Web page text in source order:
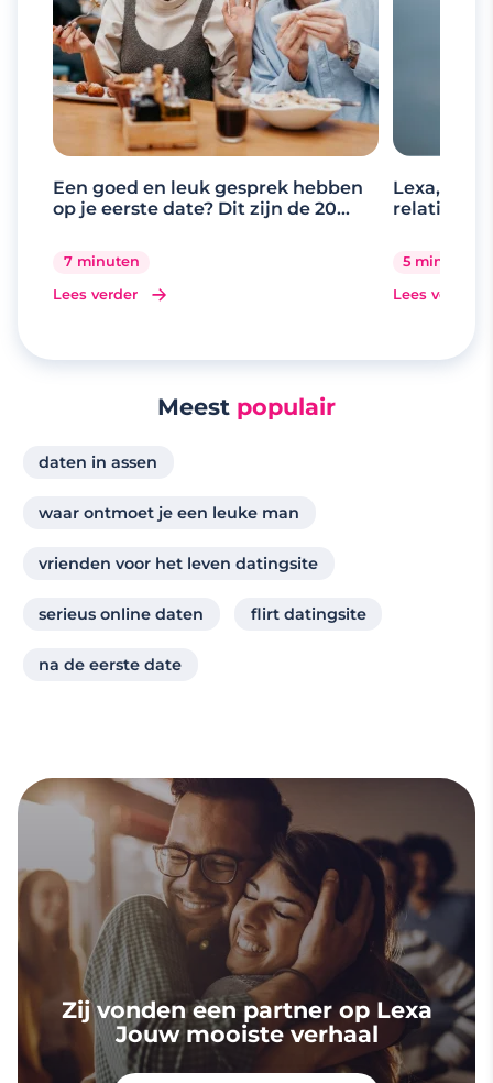
Een goed en leuk gesprek hebben
op je eerste date? Dit zijn de 20
7 minuten
Lees verder
Lexa, de
relaties
5 minuten
Lees verder
Meest populair
daten in assen
waar ontmoet je een leuke man
vrienden voor het leven datingsite
serieus online daten flirt datingsite
na de eerste date
Zij vonden een partner op Lexa
Jouw mooiste verhaal